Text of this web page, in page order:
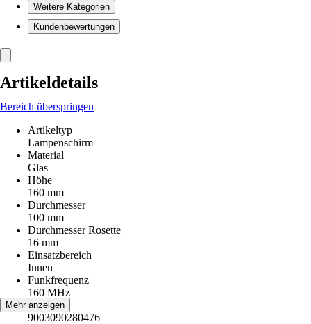
Weitere Kategorien
Kundenbewertungen
Artikeldetails
Bereich überspringen
Artikeltyp
Lampenschirm
Material
Glas
Höhe
160 mm
Durchmesser
100 mm
Durchmesser Rosette
16 mm
Einsatzbereich
Innen
Funkfrequenz
160 MHz
EAN
9003090280476
Mehr anzeigen